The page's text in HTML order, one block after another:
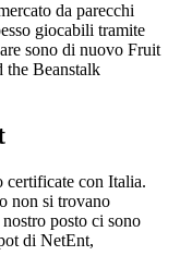
da parecchi
giocabili tramite
sono di nuovo Fruit
the Beanstalk
certificate con Italia.
non si trovano
posto ci sono
di NetEnt,